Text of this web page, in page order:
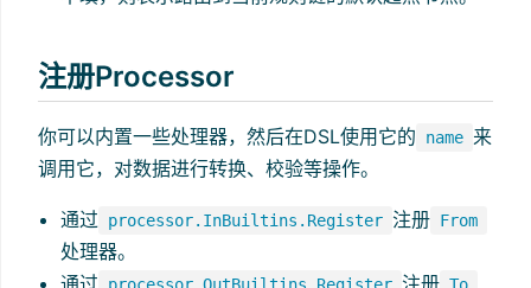
注册Processor
你可以内置一些处理器，然后在DSL使用它的 name 来
调用它，对数据进行转换、校验等操作。
通过 processor.InBuiltins.Register 注册 From
处理器。
通过
注册